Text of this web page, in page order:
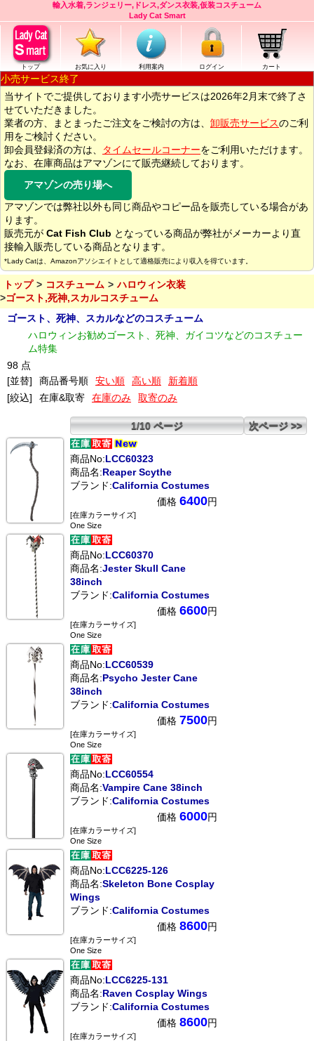
輸入水着,ランジェリー,ドレス,ダンス衣装,仮装コスチューム
Lady Cat Smart
トップ お気に入り 利用案内 ログイン カート
小売サービス終了
当サイトでご提供しております小売サービスは2026年2月末で終了さ
せていただきました。
業者の方、まとまったご注文をご検討の方は、 卸販売サービスのご利
用をご検討ください。
卸会員登録済の方は、
タイムセールコーナーをご利用いただけます。
なお、在庫商品はアマゾンにて販売継続しております。
アマゾンの売り場へ
アマゾンでは弊社以外も同じ商品やコピー品を販売している場合があ
ります。
販売元が Cat Fish Club となっている商品が弊社がメーカーより直
接輸入販売している商品となります。
*Lady Catは、Amazonアソシエイトとして適格販売により収入を得ています。
トップ コスチューム
ハロウィン衣装
ゴースト,死神,スカルコスチューム
ゴースト、死神、スカルなどのコスチューム
ハロウィンお勧めゴースト、死神、ガイコツなどのコスチュー
ム特集
98 点
[並替]
商品番号順 安い順 高い順
新着順
[絞込]
在庫&取寄 在庫のみ 取寄のみ
1/10 ページ 次ページ >>
商品No:LCC60323
商品名:Reaper Scythe
ブランド:California Costumes
価格 6400円
[在庫カラーサイズ]
One Size
商品No:LCC60370
商品名:Jester Skull Cane
38inch
ブランド:California Costumes
価格 6600円
[在庫カラーサイズ]
One Size
商品No:LCC60539
商品名:Psycho Jester Cane
38inch
ブランド:California Costumes
価格 7500円
[在庫カラーサイズ]
One Size
商品No:LCC60554
商品名:Vampire Cane 38inch
ブランド:California Costumes
価格 6000円
[在庫カラーサイズ]
One Size
商品No:LCC6225-126
商品名:Skeleton Bone Cosplay
Wings
ブランド:California Costumes
価格 8600円
[在庫カラーサイズ]
One Size
商品No:LCC6225-131
商品名:Raven Cosplay Wings
ブランド:California Costumes
価格 8600円
[在庫カラーサイズ]